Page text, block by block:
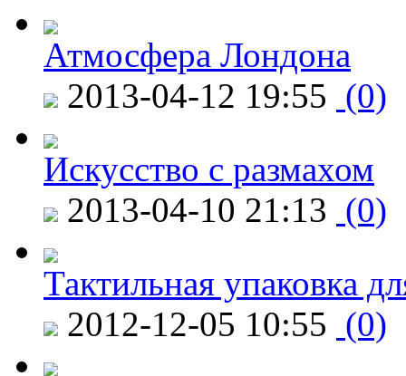
Атмосфера Лондона
2013-04-12 19:55 (0)
Искусство с размахом
2013-04-10 21:13 (0)
Тактильная упаковка
2012-12-05 10:55 (0)